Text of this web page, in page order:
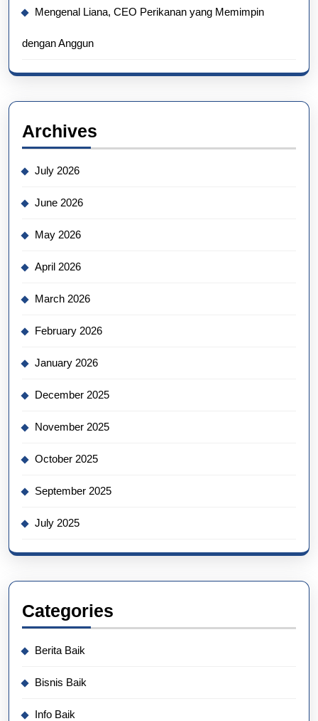
Mengenal Liana, CEO Perikanan yang Memimpin
dengan Anggun
Archives
July 2026
June 2026
May 2026
April 2026
March 2026
February 2026
January 2026
December 2025
November 2025
October 2025
September 2025
July 2025
Categories
Berita Baik
Bisnis Baik
Info Baik